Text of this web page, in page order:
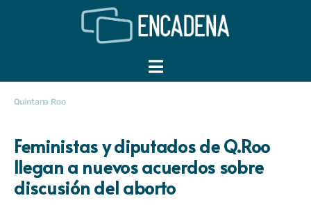
Quintana Roo
Feministas y diputados de Q.Roo
llegan a nuevos acuerdos sobre
discusión del aborto